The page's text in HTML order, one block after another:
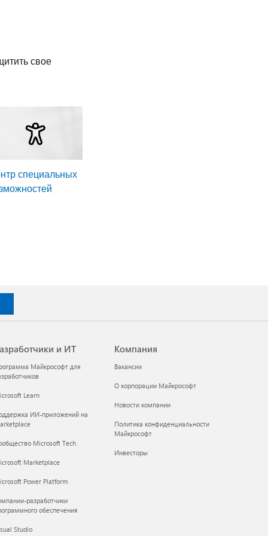
свое
специальных
и ИТ
Майкрософт для
Learn
ИИ-приложений на
Microsoft Tech
Marketplace
Power Platform
разработчики
обеспечения
Studio
Компания
Вакансии
О корпорации Майкрософт
Новости компании
Политика конфиденциальности
Майкрософт
Инвесторы